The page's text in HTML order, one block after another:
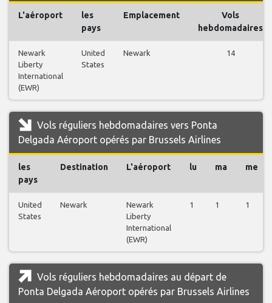
L'aéroport
les
pays
Emplacement
Vols
hebdomadaires
Newark
Liberty
International
(EWR)
United
States
Newark 14
Vols réguliers hebdomadaires vers Ponta
Delgada Aéroport opérés par Brussels Airlines
les
pays
Destination L'aéroport lu ma me
United
States
Newark
Newark
Liberty
International
(EWR)
1 1 1
Vols réguliers hebdomadaires au départ de
Ponta Delgada Aéroport opérés par Brussels Airlines